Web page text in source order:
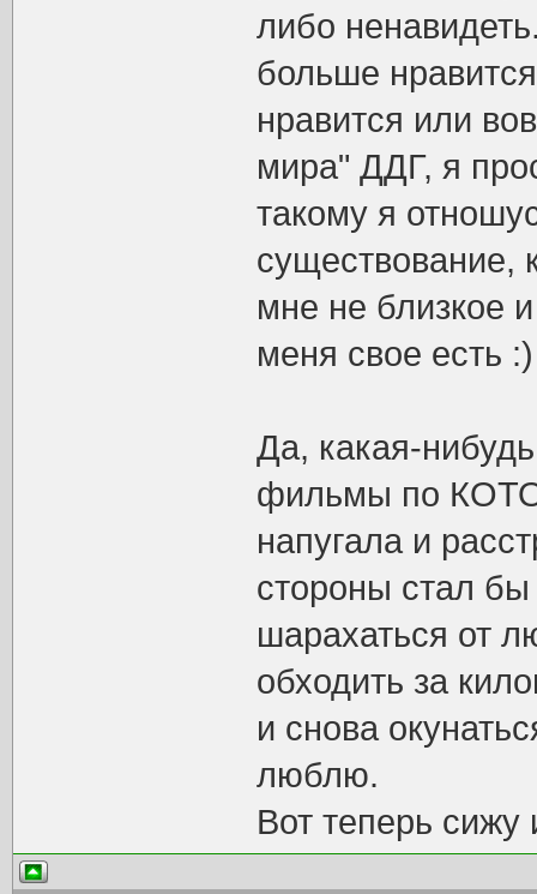
либо
больше
нравится или
мира" ДДГ, я
такому я
существование,
мне не близкое
меня свое есть :)
Да, какая-
фильмы по
напугала и
стороны стал
шарахаться от
обходить за
и снова
люблю.
Вот теперь